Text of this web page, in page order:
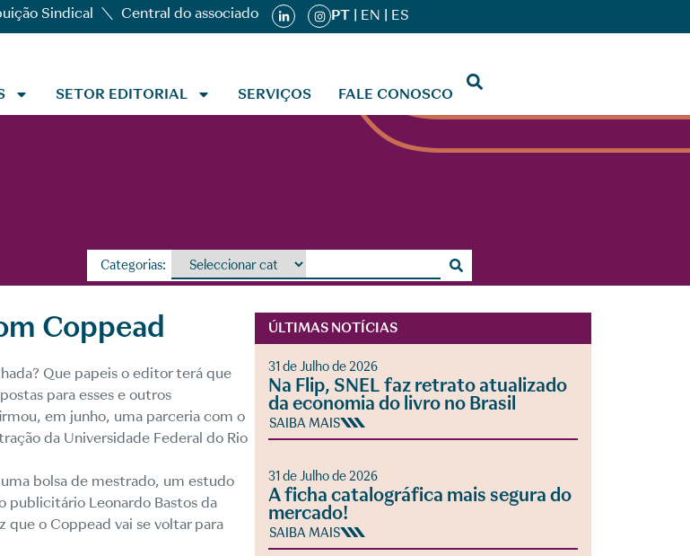
Sindical Central do associado PT | EN | ES
SETOR EDITORIAL SERVIÇOS FALE CONOSCO
Categorias:
Coppead
Que papeis o editor terá que
para esses e outros
em junho, uma parceria com o
da Universidade Federal do Rio
bolsa de mestrado, um estudo
publicitário Leonardo Bastos da
que o Coppead vai se voltar para
ÚLTIMAS NOTÍCIAS
31 de Julho de 2026
Na Flip, SNEL faz retrato atualizado
da economia do livro no Brasil
SAIBA MAIS
31 de Julho de 2026
A ficha catalográfica mais segura do
mercado!
SAIBA MAIS